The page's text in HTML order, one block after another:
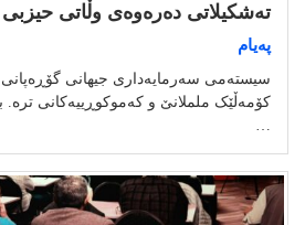
تەشکیلاتی دەرەوەی وڵاتی
پەیام
سیستەمی سەرمایەداری جیهانی گۆڕەپانی
کۆمەڵێک ململانێ و کەموکوڕییەکانی
…